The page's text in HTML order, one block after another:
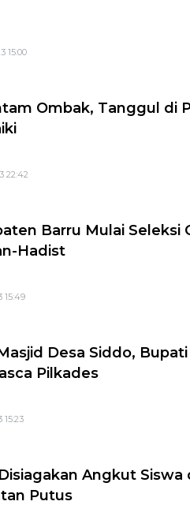
15:00
Ombak, Tanggul di
22:42
Barru Mulai Seleksi
Hadist
15:49
Desa Siddo,
Pilkades
15:23
Angkut Siswa
Putus